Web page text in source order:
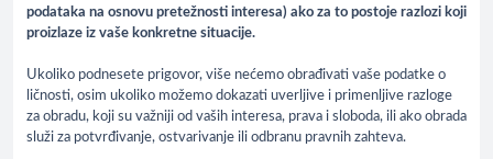
podataka na osnovu pretežnosti interesa) ako za to postoje razlozi koji
proizlaze iz vaše konkretne situacije.
Ukoliko podnesete prigovor, više nećemo obrađivati vaše podatke o
ličnosti, osim ukoliko možemo dokazati uverljive i primenljive razloge
za obradu, koji su važniji od vaših interesa, prava i sloboda, ili ako obrada
služi za potvrđivanje, ostvarivanje ili odbranu pravnih zahteva.